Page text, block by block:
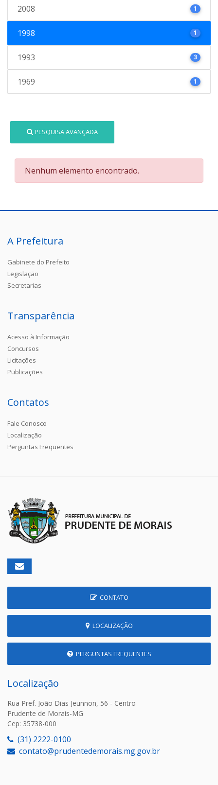
2008 1
1998 1
1993 3
1969 1
PESQUISA AVANÇADA
Nenhum elemento encontrado.
A Prefeitura
Gabinete do Prefeito
Legislação
Secretarias
Transparência
Acesso à Informação
Concursos
Licitações
Publicações
Contatos
Fale Conosco
Localização
Perguntas Frequentes
CONTATO
LOCALIZAÇÃO
PERGUNTAS FREQUENTES
Localização
Rua Pref. João Dias Jeunnon, 56 - Centro
Prudente de Morais-MG
Cep: 35738-000
(31) 2222-0100
contato@prudentedemorais.mg.gov.br